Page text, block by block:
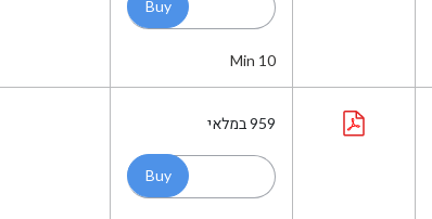
Min 10
959 במלאי